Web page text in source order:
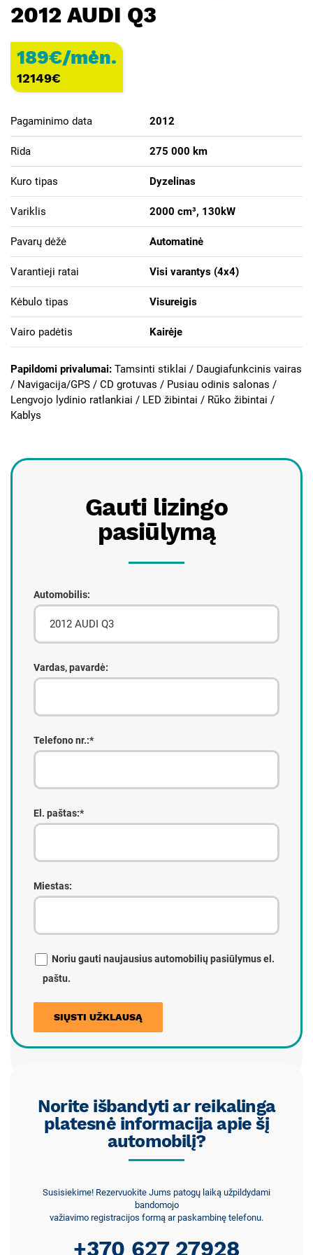
2012 AUDI Q3
189€/mėn.
12149€
Pagaminimo data 2012
Rida 275 000 km
Kuro tipas Dyzelinas
Variklis 2000 cm³, 130kW
Pavarų dėžė Automatinė
Varantieji ratai Visi varantys (4х4)
Kėbulo tipas Visureigis
Vairo padėtis Kairėje
Papildomi privalumai: Tamsinti stiklai / Daugiafunkcinis vairas
/ Navigacija/GPS / CD grotuvas / Pusiau odinis salonas /
Lengvojo lydinio ratlankiai / LED žibintai / Rūko žibintai /
Kablys
Gauti lizingo
pasiūlymą
Automobilis:
Vardas, pavardė:
Telefono nr.:*
El. paštas:*
Miestas:
Noriu gauti naujausius automobilių pasiūlymus el.
paštu.
Norite išbandyti ar reikalinga
platesnė informacija apie šį
automobilį?
Susisiekime! Rezervuokite Jums patogų laiką užpildydami
bandomojo
važiavimo registracijos formą ar paskambinę telefonu.
+370 627 27928